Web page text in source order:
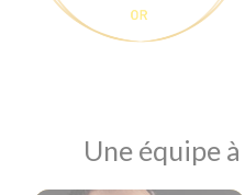
Une équipe à